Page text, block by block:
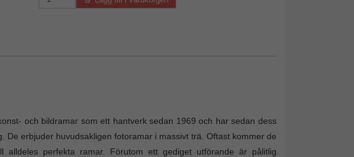
och bildramar som ett hantverk sedan 1969 och har sedan dess
De erbjuder huvudsakligen fotoramar i massivt trä. Oftast kommer de
perfekta ramar. Förutom ett gediget utförande är pålitlig